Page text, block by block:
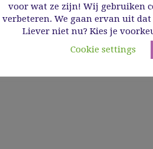
voor wat ze zijn! Wij gebruiken
verbeteren. We gaan ervan uit
Liever niet nu? Kies je
Cookie settings